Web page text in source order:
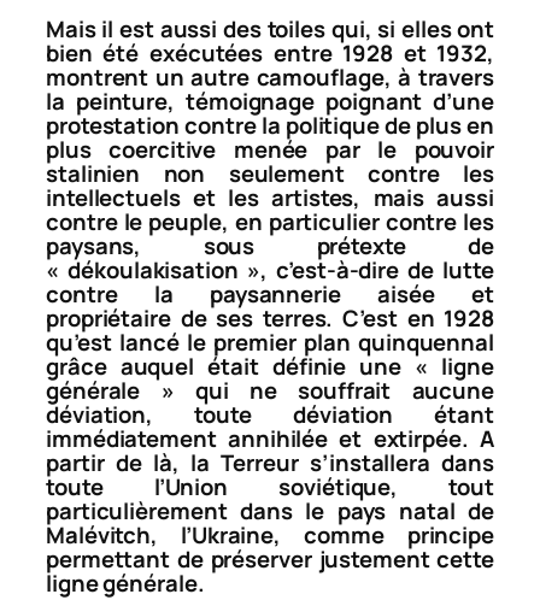
Mais il est aussi des toiles qui, si elles ont
bien été exécutées entre 1928 et 1932,
montrent un autre camouflage, à travers
la peinture, témoignage poignant d’une
protestation contre la politique de plus en
plus coercitive menée par le pouvoir
stalinien non seulement contre les
intellectuels et les artistes, mais aussi
contre le peuple, en particulier contre les
paysans, sous prétexte de
« dékoulakisation », c’est-à-dire de lutte
contre la paysannerie aisée et
propriétaire de ses terres. C’est en 1928
qu’est lancé le premier plan quinquennal
grâce auquel était définie une « ligne
générale » qui ne souffrait aucune
déviation, toute déviation étant
immédiatement annihilée et extirpée. A
partir de là, la Terreur s’installera dans
toute l’Union soviétique, tout
particulièrement dans le pays natal de
Malévitch, l’Ukraine, comme principe
permettant de préserver justement cette
ligne générale.